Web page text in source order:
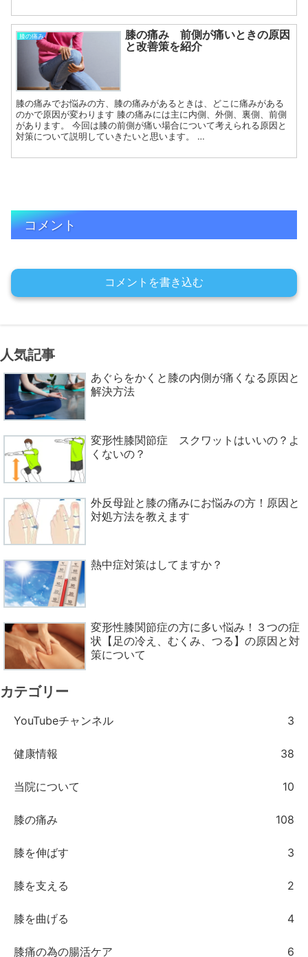
膝の痛み
膝の痛み 前側が痛いときの原因
と改善策を紹介
膝の痛みでお悩みの方、膝の痛みがあるときは、どこに痛みがある
のかで原因が変わります 膝の痛みには主に内側、外側、裏側、前側
があります。 今回は膝の前側が痛い場合について考えられる原因と
対策について説明していきたいと思います。 …
コメント
コメントを書き込む
人気記事
あぐらをかくと膝の内側が痛くなる原因と
解決方法
変形性膝関節症 スクワットはいいの？よ
くないの？
外反母趾と膝の痛みにお悩みの方！原因と
対処方法を教えます
熱中症対策はしてますか？
変形性膝関節症の方に多い悩み！３つの症
状【足の冷え、むくみ、つる】の原因と対
策について
カテゴリー
YouTubeチャンネル 3
健康情報 38
当院について 10
膝の痛み 108
膝を伸ばす 3
膝を支える 2
膝を曲げる 4
膝痛の為の腸活ケア 6